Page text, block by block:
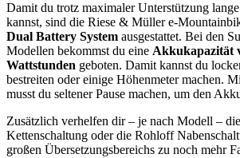
Damit du trotz maximaler Unterstützung
kannst, sind die Riese & Müller e-
Dual Battery System ausgestattet. Bei den
Modellen bekommst du eine Akkukapazität
Wattstunden geboten. Damit kannst du
bestreiten oder einige Höhenmeter machen.
musst du seltener Pause machen, um den
Zusätzlich verhelfen dir – je nach Modell –
Kettenschaltung oder die Rohloff
großen Übersetzungsbereichs zu noch mehr